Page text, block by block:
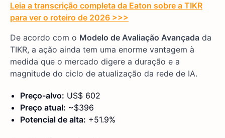
Leia a transcrição completa da Eaton sobre a TIKR
para ver o roteiro de 2026 >>>
De acordo com o Modelo de Avaliação Avançada da
TIKR, a ação ainda tem uma enorme vantagem à
medida que o mercado digere a duração e a
magnitude do ciclo de atualização da rede de IA.
Preço-alvo: US$ 602
Preço atual: ~$396
Potencial de alta: +51.9%